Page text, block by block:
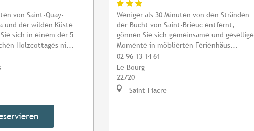
von Saint-Quay-
und der wilden Küste
sich in einem der 5
Holzcottages ni...
Weniger als 30 Minuten von den Stränden
der Bucht von Saint-Brieuc entfernt,
gönnen Sie sich gemeinsame und gesellige
Momente in möblierten Ferienhäus...
02 96 13 14 61
Le Bourg
22720
Saint-Fiacre